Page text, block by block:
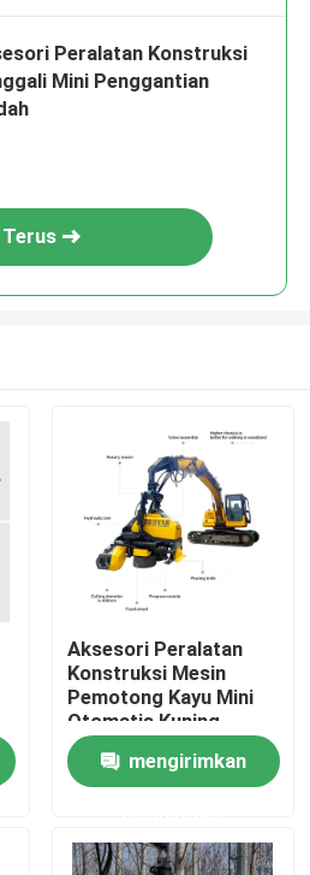
Peralatan Konstruksi
Mini Penggantian
Terus
Aksesori Peralatan
Konstruksi Mesin
Pemotong Kayu Mini
Otomatis Kuning
mengirimkan